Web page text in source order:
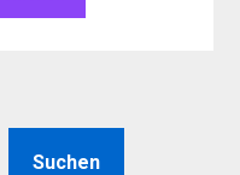
Suchen